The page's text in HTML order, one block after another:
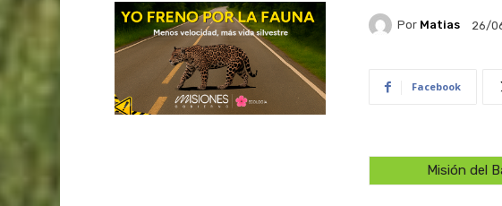
Por Matias 26/
Facebook
Misión del